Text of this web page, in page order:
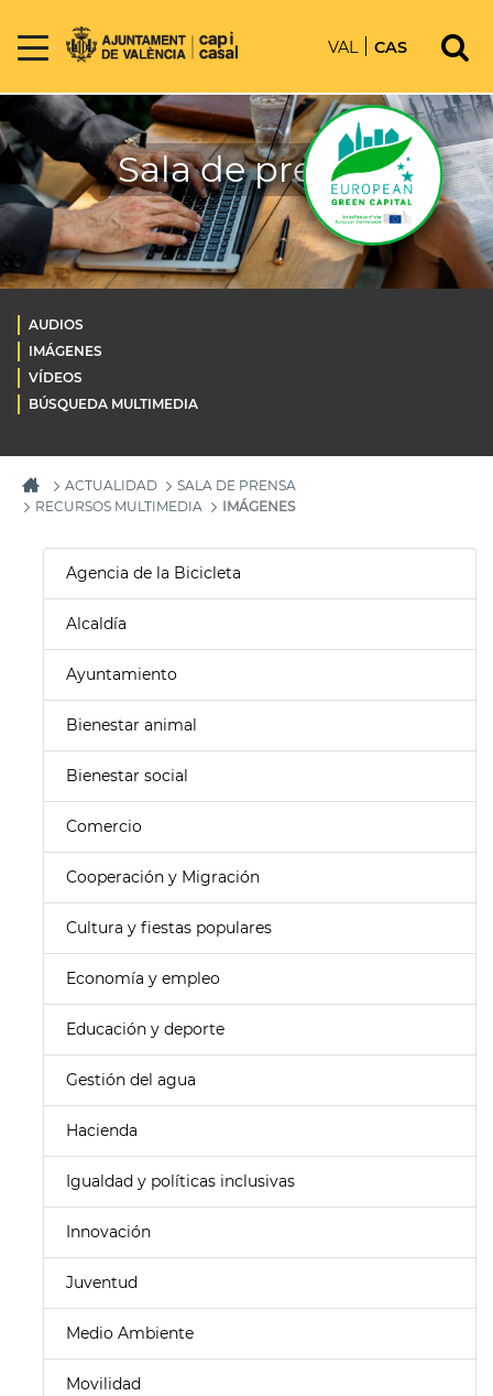
VAL CAS
Sala de prensa
AUDIOS
IMÁGENES
VÍDEOS
BÚSQUEDA MULTIMEDIA
ACTUALIDAD
SALA DE PRENSA
RECURSOS MULTIMEDIA
IMÁGENES
Agencia de la Bicicleta
Alcaldía
Ayuntamiento
Bienestar animal
Bienestar social
Comercio
Cooperación y Migración
Cultura y fiestas populares
Economía y empleo
Educación y deporte
Gestión del agua
Hacienda
Igualdad y políticas inclusivas
Innovación
Juventud
Medio Ambiente
Movilidad